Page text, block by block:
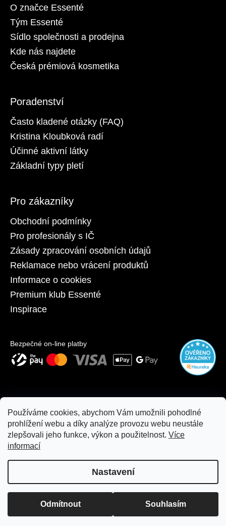
Používáme cookies, abychom Vám umožnili pohodlné
prohlížení webu a díky analýze provozu webu neustále
zlepšovali jeho funkce, výkon a použitelnost. Více
informací
Nastavení
Odmítnout Souhlasím
Z důvodu rekonstrukce je nákup na prodejně a osobní odběr
O značce Essenté
Tým Essenté
Sídlo společnosti a prodejna
Kde nás najdete
Česká prémiová kosmetika
Poradenství
Často kladené otázky (FAQ)
Kristina Kloubková radí
Účinné aktivní látky
Základní typy pletí
Pro zákazníky
Obchodní podmínky
Pro profesionály s IČ
Zásady zpracování osobních údajů
Reklamace nebo vrácení produktů
Informace o cookies
Premium klub Essenté
Inspirace
Bezpečné on-line platby
Copyright 2026moje.essente.cz. Všechna práva vyhrazena.
Upravit nastavení cookies